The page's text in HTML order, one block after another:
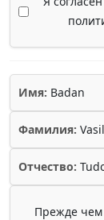
Имя: Badan
Фамилия:
Отчество:
Прежде чем